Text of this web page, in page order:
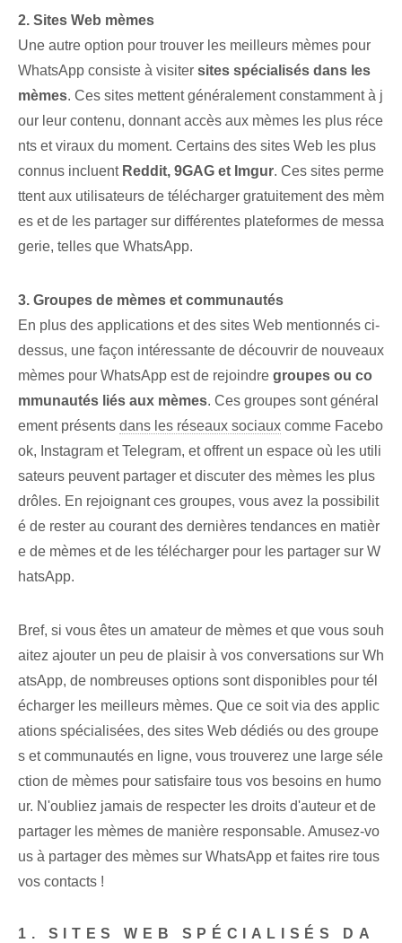
2. Sites Web mèmes
Une autre option pour trouver les meilleurs mèmes pour
WhatsApp consiste à visiter sites spécialisés dans les
mèmes. Ces sites mettent généralement constamment à j
our leur contenu, donnant accès aux mèmes les plus réce
nts et viraux du moment. Certains des sites Web les plus
connus incluent Reddit, 9GAG et Imgur. Ces sites perme
ttent aux utilisateurs de télécharger gratuitement des mèm
es et de les partager sur différentes plateformes de messa
gerie, telles que WhatsApp.
3. Groupes de mèmes et communautés
En plus des applications et des sites Web mentionnés ci-
dessus, une façon intéressante de découvrir de nouveaux
mèmes pour WhatsApp est de rejoindre groupes ou co
mmunautés liés aux mèmes. Ces groupes sont général
ement présents dans les réseaux sociaux comme Facebo
ok, Instagram et Telegram, et offrent un espace où les utili
sateurs peuvent partager et discuter des mèmes les plus
drôles. En rejoignant ces groupes, vous avez la possibilit
é de rester au courant des dernières tendances en matièr
e de mèmes et de les télécharger pour les partager sur W
hatsApp.
Bref, si vous êtes un amateur de mèmes et que vous souh
aitez ajouter un peu de plaisir à vos conversations sur Wh
atsApp, de nombreuses options sont disponibles pour tél
écharger les meilleurs mèmes. Que ce soit via des applic
ations spécialisées, des sites Web dédiés ou des groupe
s et communautés en ligne, vous trouverez une large séle
ction de mèmes pour satisfaire tous vos besoins en humo
ur. N'oubliez jamais de respecter les droits d'auteur et de
partager les mèmes de manière responsable. Amusez-vo
us à partager des mèmes sur WhatsApp et faites rire tous
vos contacts !
1. SITES WEB SPÉCIALISÉS DA